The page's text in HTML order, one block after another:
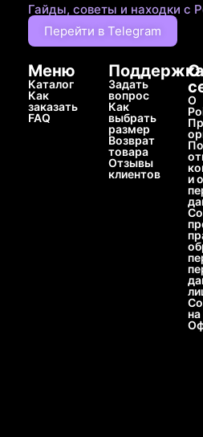
Гайды, советы и находки с
Перейти в Telegram
Меню
Каталог
Как
заказать
FAQ
Поддержка
Задать
вопрос
Как
выбрать
размер
Возврат
товара
Отзывы
клиентов
О
О
и